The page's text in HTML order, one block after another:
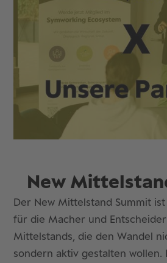
New
Der New Mittelstand Summit
für die Macher und
Mittelstands, die den Wandel
sondern aktiv gestalten wollen.